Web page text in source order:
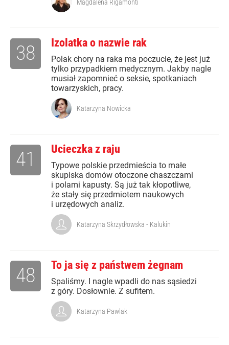
Magdalena Rigamonti
Izolatka o nazwie rak
Polak chory na raka ma poczucie, że jest już
tylko przypadkiem medycznym. Jakby nagle
musiał zapomnieć o seksie, spotkaniach
towarzyskich, pracy.
38
Katarzyna Nowicka
Ucieczka z raju
Typowe polskie przedmieścia to małe
skupiska domów otoczone chaszczami
i polami kapusty. Są już tak kłopotliwe,
że stały się przedmiotem naukowych
i urzędowych analiz.
41
Katarzyna Skrzydłowska - Kalukin
To ja się z państwem żegnam
Spaliśmy. I nagle wpadli do nas sąsiedzi
z góry. Dosłownie. Z sufitem.
48
Katarzyna Pawlak